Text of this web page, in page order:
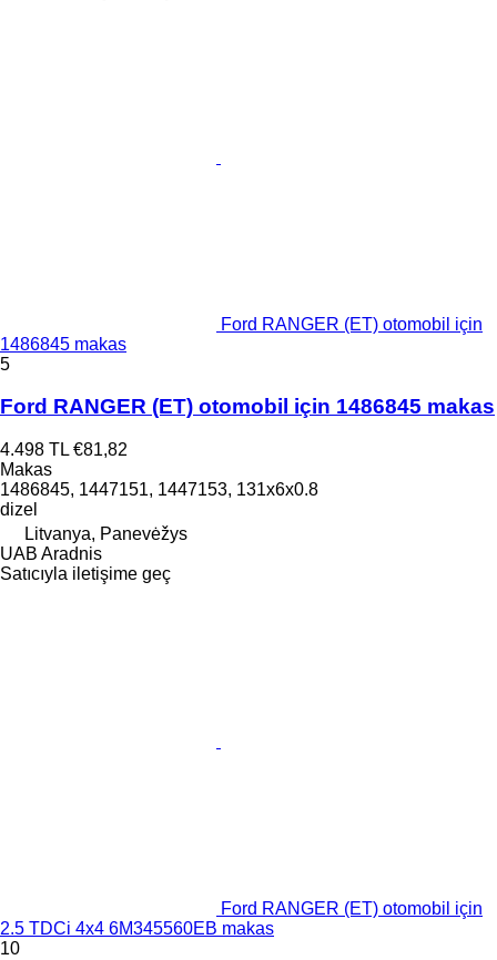
Ford RANGER (ET) otomobil için
1486845 makas
5
Ford RANGER (ET) otomobil için 1486845 makas
4.498 TL €81,82
Makas
1486845, 1447151, 1447153, 131x6x0.8
dizel
Litvanya, Panevėžys
UAB Aradnis
Satıcıyla iletişime geç
Ford RANGER (ET) otomobil için
2.5 TDCi 4x4 6M345560EB makas
10